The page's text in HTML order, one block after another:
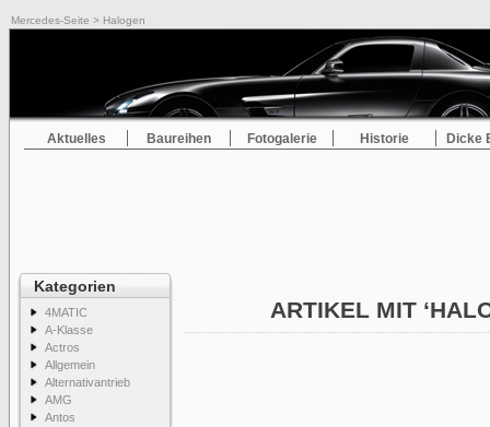
Mercedes-Seite > Halogen
Aktuelles Baureihen Fotogalerie Historie Dicke
Kategorien
4MATIC
A-Klasse
Actros
Allgemein
Alternativantrieb
AMG
Antos
ARTIKEL MIT